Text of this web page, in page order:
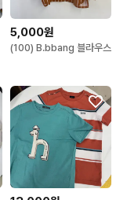
5,000원
(100) B.bbang 블라우스